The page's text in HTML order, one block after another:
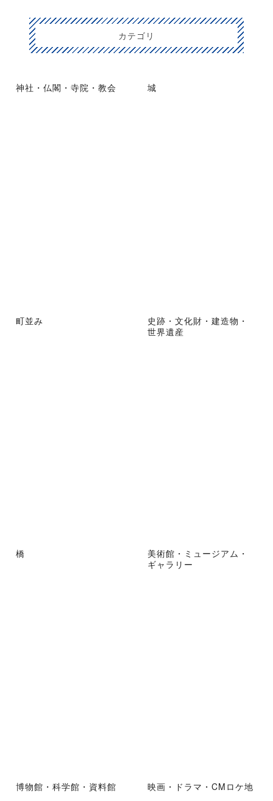
カテゴリ
神社・仏閣・寺院・教会 城
町並み
史跡・文化財・建造物・
世界遺産
橋
美術館・ミュージアム・
ギャラリー
博物館・科学館・資料館 映画・ドラマ・CMロケ地